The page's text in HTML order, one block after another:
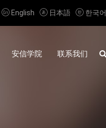
 English  日本語  한국어
安信学院 联系我们